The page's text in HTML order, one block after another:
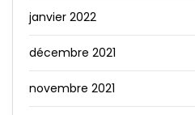
janvier 2022
décembre 2021
novembre 2021